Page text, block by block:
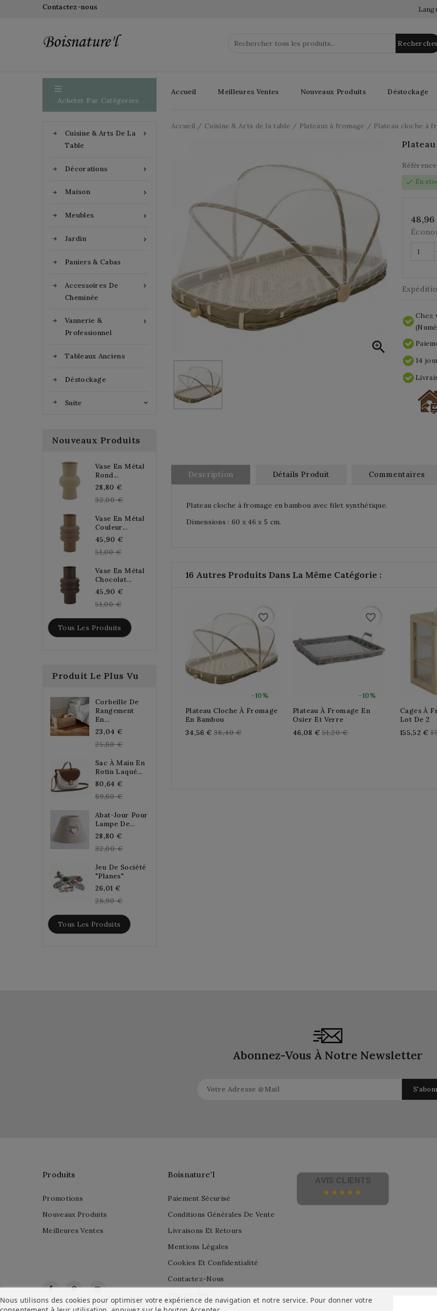
Contactez-nous

Acheter Par Catégories

Cuisine & Arts De La
Table

Décorations

Maison

Meubles

Jardin
Paniers & Cabas

Accessoires De
Cheminée

Vannerie &
Professionnel
Tableaux Anciens
Déstockage
Suite 
Nouveaux Produits
Vase En Métal
Rond...
28,80 €
price
32,00 €
Vase En Métal
Couleur...
45,90 €
51,00 €
Vase En Métal
Chocolat...
45,90 €
51,00 €
Tous Les Produits
Produit Le Plus Vu
Corbeille De
Rangement
En...
23,04 €
price
25,60 €
Sac À Main En
Rotin Laqué...
80,64 €
price
89,60 €
Abat-Jour Pour
Lampe De...
28,80 €
price
32,00 €
Jeu De Société
"Planes"
26,01 €
price
28,90 €
Tous Les Produits
Accueil Meilleures Ventes Nouveaux Produits Déstockage
Accueil Cuisine & Arts de la table Plateaux à fromage Plateau cloche à

Référence
check En
Chez
14
Description Détails Produit Commentaires
Plateau cloche à fromage en bambou avec filet synthétique.
Dimensions : 60 x 46 x 5 cm.
16 Autres Produits Dans La Même Catégorie :
-10%
favorite_border
Plateau Cloche À Fromage
En Bambou
34,56 € Regular
38,40 €
-10%
favorite_border
Plateau À Fromage En
Osier Et Verre
46,08 € Regular
51,20 €
Cages À
Lot De 2
155,52 €
Abonnez-Vous À Notre Newsletter
FacebookPinterestInstagram
Produits
Promotions
Nouveaux Produits
Meilleures Ventes
Boisnature'l
Paiement Sécurisé
Conditions Générales De Vente
Livraisons Et Retours
Mentions Légales
Cookies Et Confidentialité
Contactez-Nous
Nous utilisons des cookies pour optimiser votre expérience de navigation et notre service. Pour donner votre
AVIS CLIENTS